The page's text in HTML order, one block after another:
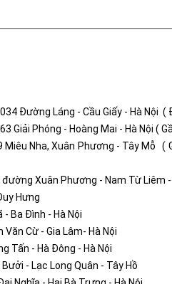
Đường Láng - Cầu Giấy - Hà Nội (
Giải Phóng - Hoàng Mai - Hà Nội (
Miêu Nha, Xuân Phương - Tây Mỗ (
đường Xuân Phương - Nam Từ Liêm -
Hưng
- Ba Đình - Hà Nội
Văn Cừ - Gia Lâm- Hà Nội
Tấn - Hà Đông - Hà Nội
- Lạc Long Quân - Tây Hồ